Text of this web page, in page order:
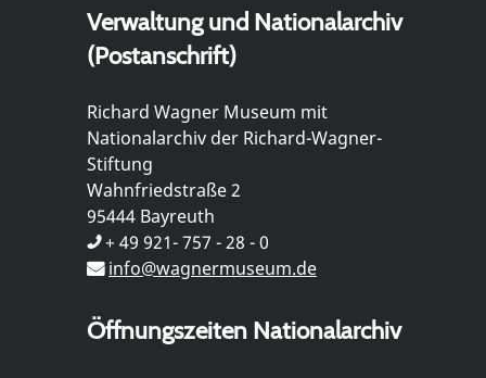
Verwaltung und Nationalarchiv
(Postanschrift)
Richard Wagner Museum mit
Nationalarchiv der Richard-Wagner-
Stiftung
Wahnfriedstraße 2
95444 Bayreuth
+ 49 921- 757 - 28 - 0
info@wagnermuseum.de
Öffnungszeiten Nationalarchiv